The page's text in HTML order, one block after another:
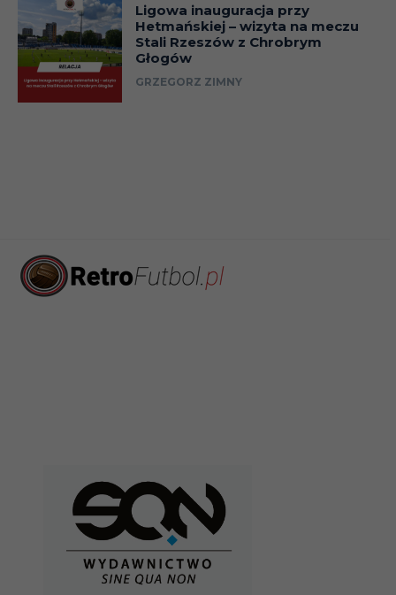
Ligowa inauguracja przy
Hetmańskiej – wizyta na meczu
Stali Rzeszów z Chrobrym
Głogów
GRZEGORZ ZIMNY